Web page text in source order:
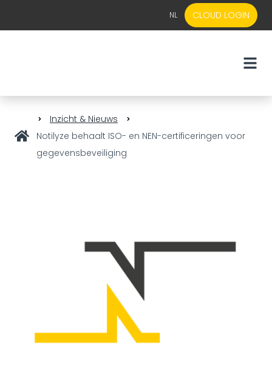
NL CLOUD LOGIN
Inzicht & Nieuws
Notilyze behaalt ISO- en NEN-certificeringen voor
gegevensbeveiliging